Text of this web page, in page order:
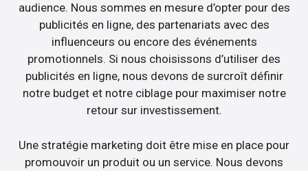
audience. Nous sommes en mesure d’opter pour des
publicités en ligne, des partenariats avec des
influenceurs ou encore des événements
promotionnels. Si nous choisissons d’utiliser des
publicités en ligne, nous devons de surcroît définir
notre budget et notre ciblage pour maximiser notre
retour sur investissement.
Une stratégie marketing doit être mise en place pour
promouvoir un produit ou un service. Nous devons